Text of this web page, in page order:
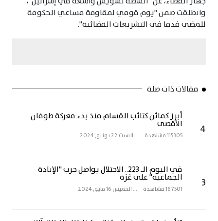
وانطلقت ضمن "يوم قومي لمقاومة مساعي الحكومة
للمضي فدما في التشريعات القضائية".
مقالات ذات صلة
4
أبرز كمائن كتائب القسام منذ بدء معركة طوفان
الأقصى
115305 مشاهدة ...السبت 22 يونيو, 2024
3
في اليوم الـ 223.. الاحتلال يواصل حرب "الإبادة
الجماعية" على غزة
167501 مشاهدة ...الخميس 16 مايو, 2024